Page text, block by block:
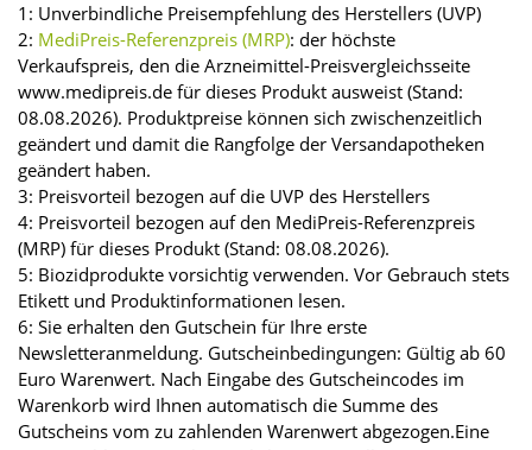
1: Unverbindliche Preisempfehlung des Herstellers (UVP)
2: MediPreis-Referenzpreis (MRP): der höchste
Verkaufspreis, den die Arzneimittel-Preisvergleichsseite
www.medipreis.de für dieses Produkt ausweist (Stand:
08.08.2026). Produktpreise können sich zwischenzeitlich
geändert und damit die Rangfolge der Versandapotheken
geändert haben.
3: Preisvorteil bezogen auf die UVP des Herstellers
4: Preisvorteil bezogen auf den MediPreis-Referenzpreis
(MRP) für dieses Produkt (Stand: 08.08.2026).
5: Biozidprodukte vorsichtig verwenden. Vor Gebrauch stets
Etikett und Produktinformationen lesen.
6: Sie erhalten den Gutschein für Ihre erste
Newsletteranmeldung. Gutscheinbedingungen: Gültig ab 60
Euro Warenwert. Nach Eingabe des Gutscheincodes im
Warenkorb wird Ihnen automatisch die Summe des
Gutscheins vom zu zahlenden Warenwert abgezogen.Eine